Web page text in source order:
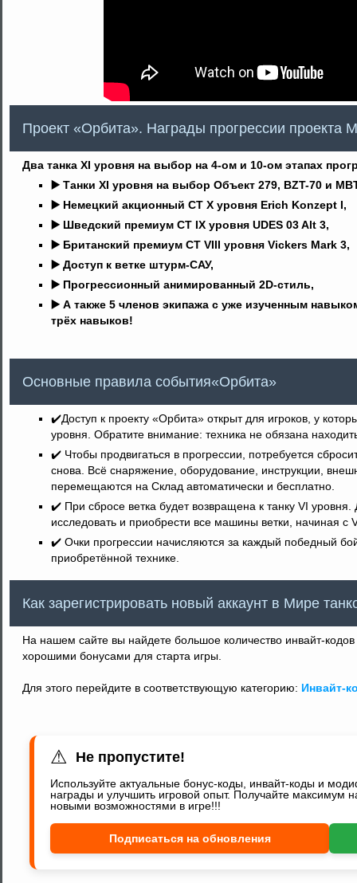
Проект «Орбита». Награды прогрессии проекта
Два танка XI уровня на выбор на 4-ом и 10-ом этапах
▶️ Танки XI уровня на выбор Объект 279, BZT-70 и
▶️ Немецкий акционный СТ X уровня Erich Konzept I,
▶️ Шведский премиум СТ IX уровня UDES 03 Alt 3,
▶️ Британский премиум СТ VIII уровня Vickers Mark 3,
▶️ Доступ к ветке штурм-САУ,
▶️ Прогрессионный анимированный 2D-стиль,
▶️ А также 5 членов экипажа с уже изученным
трёх навыков!
Основные правила события«Орбита»
✔️Доступ к проекту «Орбита» открыт для игроков, у
уровня. Обратите внимание: техника не обязана
✔️ Чтобы продвигаться в прогрессии, потребуется
снова. Всё снаряжение, оборудование, инструкции,
перемещаются на Склад автоматически и бесплатно.
✔️ При сбросе ветка будет возвращена к танку VI
исследовать и приобрести все машины ветки, начиная с
✔️ Очки прогрессии начисляются за каждый победный
приобретённой технике.
Как зарегистрировать новый аккаунт в Мире
На нашем сайте вы найдете большое количество инвайт-кодов
хорошими бонусами для старта игры.
Для этого перейдите в соответствующую категорию: Инвайт-
⚠ Не пропустите!
Используйте актуальные бонус-коды, инвайт-коды и
награды и улучшить игровой опыт. Получайте максимум
новыми возможностями в игре!!!
Подписаться на обновления